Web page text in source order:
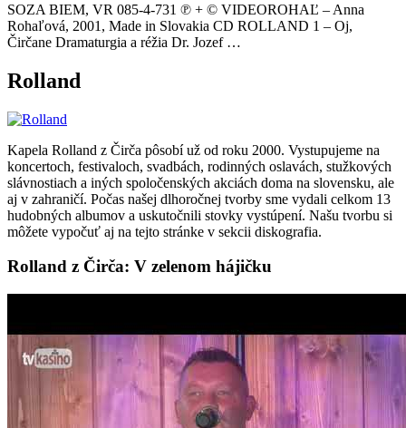
SOZA BIEM, VR 085-4-731 ℗ + © VIDEOROHAĽ – Anna
Rohaľová, 2001, Made in Slovakia CD ROLLAND 1 – Oj,
Čirčane Dramaturgia a réžia Dr. Jozef …
Rolland
Kapela Rolland z Čirča pôsobí už od roku 2000. Vystupujeme na
koncertoch, festivaloch, svadbách, rodinných oslavách, stužkových
slávnostiach a iných spoločenských akciách doma na slovensku, ale
aj v zahraničí. Počas našej dlhoročnej tvorby sme vydali celkom 13
hudobných albumov a uskutočnili stovky vystúpení. Našu tvorbu si
môžete vypočuť aj na tejto stránke v sekcii diskografia.
Rolland z Čirča: V zelenom hájičku